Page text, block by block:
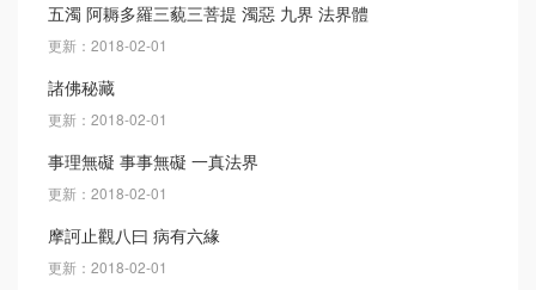
五濁 阿耨多羅三藐三菩提 濁惡 九界 法界體
更新：2018-02-01
諸佛秘藏
更新：2018-02-01
事理無礙 事事無礙 一真法界
更新：2018-02-01
摩訶止觀八曰 病有六緣
更新：2018-02-01